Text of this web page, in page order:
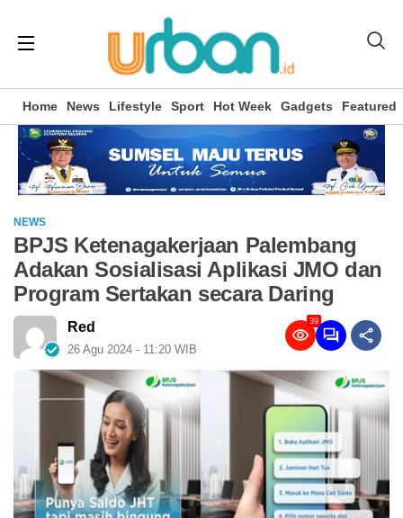
Home News Lifestyle Sport Hot Week Gadgets Featured
NEWS
BPJS Ketenagakerjaan Palembang
Adakan Sosialisasi Aplikasi JMO dan
Program Sertakan secara Daring
Red
26 Agu 2024 - 11:20 WIB
39